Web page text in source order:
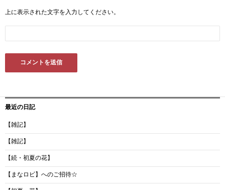
上に表示された文字を入力してください。
最近の日記
【雑記】
【雑記】
【続・初夏の花】
【まなロビ】へのご招待☆